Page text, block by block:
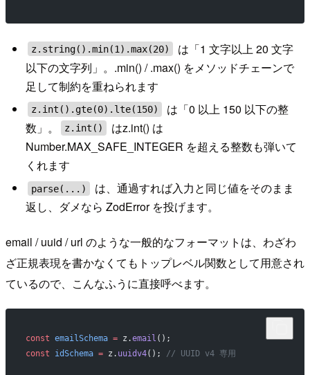
z.string().min(1).max(20)
は「1 文字以上 20 文字
以下の文字列」。.min() / .max() をメソッドチェーンで
足して制約を重ねられます
z.int().gte(0).lte(150)
は「0 以上 150 以下の整
数」。
z.int()
はz.int() は
Number.MAX_SAFE_INTEGER を超える整数も弾いて
くれます
parse(...)
は、通過すれば入力と同じ値をそのまま
返し、ダメなら ZodError を投げます。
email / uuid / url のような一般的なフォーマットは、わざわ
ざ正規表現を書かなくてもトップレベル関数として用意され
ているので、こんなふうに直接呼べます。
const emailSchema = z.email ();
const idSchema = z. uuidv4(); // UUID v4 専用